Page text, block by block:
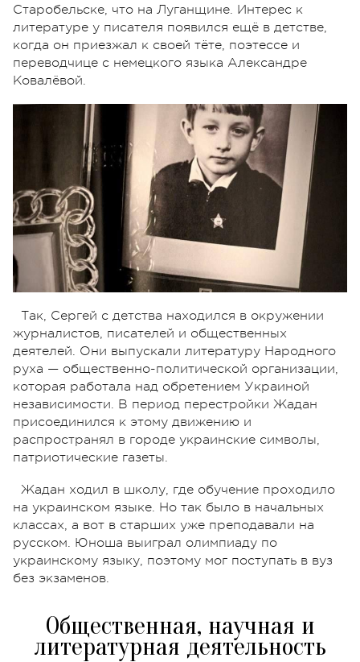
Старобельске, что на Луганщине. Интерес к
литературе у писателя появился ещё в детстве,
когда он приезжал к своей тёте, поэтессе и
переводчице с немецкого языка Александре
Ковалёвой.
Так, Сергей с детства находился в окружении
журналистов, писателей и общественных
деятелей. Они выпускали литературу Народного
руха — общественно-политической организации,
которая работала над обретением Украиной
независимости. В период перестройки Жадан
присоединился к этому движению и
распространял в городе украинские символы,
патриотические газеты.
Жадан ходил в школу, где обучение проходило
на украинском языке. Но так было в начальных
классах, а вот в старших уже преподавали на
русском. Юноша выиграл олимпиаду по
украинскому языку, поэтому мог поступать в вуз
без экзаменов.
Общественная, научная и
литературная деятельность